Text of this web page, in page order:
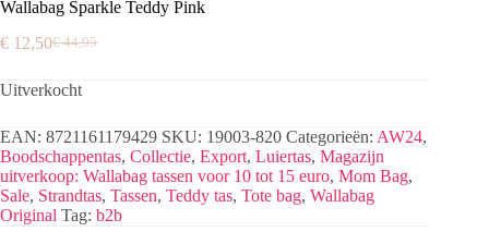
Wallabag Sparkle Teddy Pink
€44,95
Oorspronkelijke
was:
€ 12,50Huidige
is:
Uitverkocht
EAN: 8721161179429 SKU: 19003-820 Categorieën: AW24,
Boodschappentas, Collectie, Export, Luiertas, Magazijn
uitverkoop: Wallabag tassen voor 10 tot 15 euro, Mom Bag,
Sale, Strandtas, Tassen, Teddy tas, Tote bag, Wallabag
Original Tag: b2b